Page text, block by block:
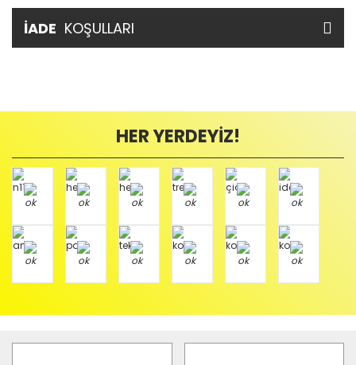
İADE KOŞULLARI
HER YERDEYİZ!